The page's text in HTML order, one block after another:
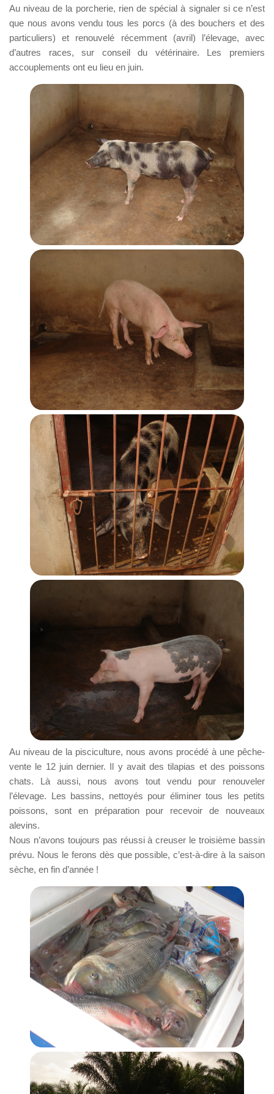
Au niveau de la porcherie, rien de spécial à signaler si ce n’est
que nous avons vendu tous les porcs (à des bouchers et des
particuliers) et renouvelé récemment (avril) l’élevage, avec
d’autres races, sur conseil du vétérinaire. Les premiers
accouplements ont eu lieu en juin.
Au niveau de la pisciculture, nous avons procédé à une pêche-
vente le 12 juin dernier. Il y avait des tilapias et des poissons
chats. Là aussi, nous avons tout vendu pour renouveler
l’élevage. Les bassins, nettoyés pour éliminer tous les petits
poissons, sont en préparation pour recevoir de nouveaux
alevins.
Nous n’avons toujours pas réussi à creuser le troisième bassin
prévu. Nous le ferons dès que possible, c’est-à-dire à la saison
sèche, en fin d’année !